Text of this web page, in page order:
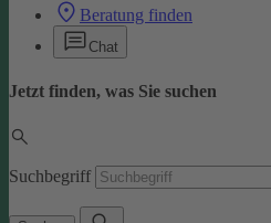
Beratung finden
Chat
Jetzt finden, was Sie suchen
Suchbegriff